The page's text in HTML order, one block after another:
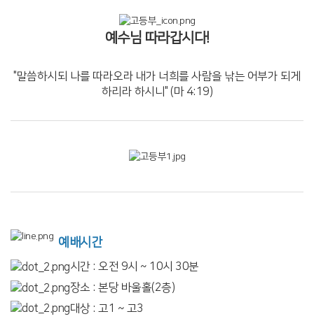
예수님 따라갑시다!
"말씀하시되 나를 따라오라 내가 너희를 사람을 낚는 어부가 되게
하리라 하시니" (마 4:19)
예배시간
시간 : 오전 9시 ~ 10시 30분
장소 : 본당 바울홀(2층)
대상 : 고1 ~ 고3